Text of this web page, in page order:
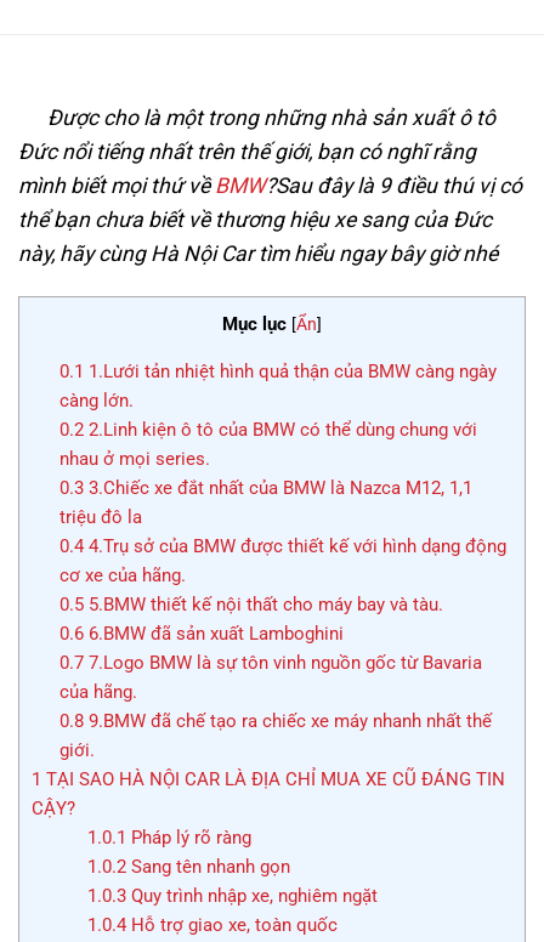
Được cho là một trong những nhà sản xuất ô tô
Đức nổi tiếng nhất trên thế giới, bạn có nghĩ rằng
mình biết mọi thứ vềBMW?Sau đây là 9 điều thú vị có
thể bạn chưa biết về thương hiệu xe sang của Đức
này, hãy cùng Hà Nội Car tìm hiểu ngay bây giờ nhé
Mục lục [Ẩn]
0.1 1.Lưới tản nhiệt hình quả thận của BMW càng ngày
càng lớn.
0.22.Linh kiện ô tô của BMW có thể dùng chung với
nhau ở mọi series.
0.33.Chiếc xe đắt nhất của BMW là Nazca M12, 1,1
triệu đô la
0.44.Trụ sở của BMW được thiết kế với hình dạng động
cơ xe của hãng.
0.55.BMW thiết kế nội thất cho máy bay và tàu.
0.66.BMW đã sản xuất Lamboghini
0.77.Logo BMW là sự tôn vinh nguồn gốc từ Bavaria
của hãng.
0.89.BMW đã chế tạo ra chiếc xe máy nhanh nhất thế
giới.
1 TẠI SAO HÀ NỘI CAR LÀ ĐỊA CHỈ MUA XE CŨ ĐÁNG TIN
CẬY?
1.0.1 Pháp lý rõ ràng
1.0.2Sang tên nhanh gọn
1.0.3Quy trình nhập xe, nghiêm ngặt
1.0.4Hỗ trợ giao xe, toàn quốc